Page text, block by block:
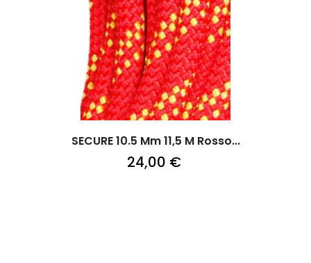
SECURE 10.5 Mm 11,5 M Rosso...
24,00 €